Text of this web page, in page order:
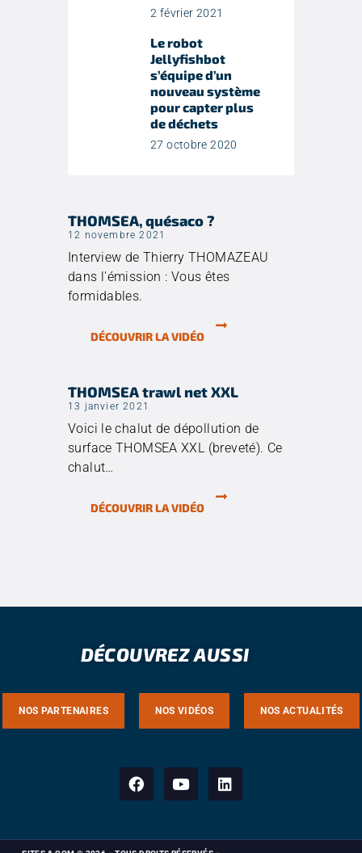
2 février 2021
Le robot
Jellyfishbot
s’équipe d’un
nouveau système
pour capter plus
de déchets
27 octobre 2020
THOMSEA, quésaco ?
12 novembre 2021
Interview de Thierry THOMAZEAU
dans l'émission : Vous êtes
formidables.
DÉCOUVRIR LA VIDÉO
THOMSEA trawl net XXL
13 janvier 2021
Voici le chalut de dépollution de
surface THOMSEA XXL (breveté). Ce
chalut…
DÉCOUVRIR LA VIDÉO
DÉCOUVREZ AUSSI
NOS PARTENAIRES NOS VIDÉOS NOS ACTUALITÉS